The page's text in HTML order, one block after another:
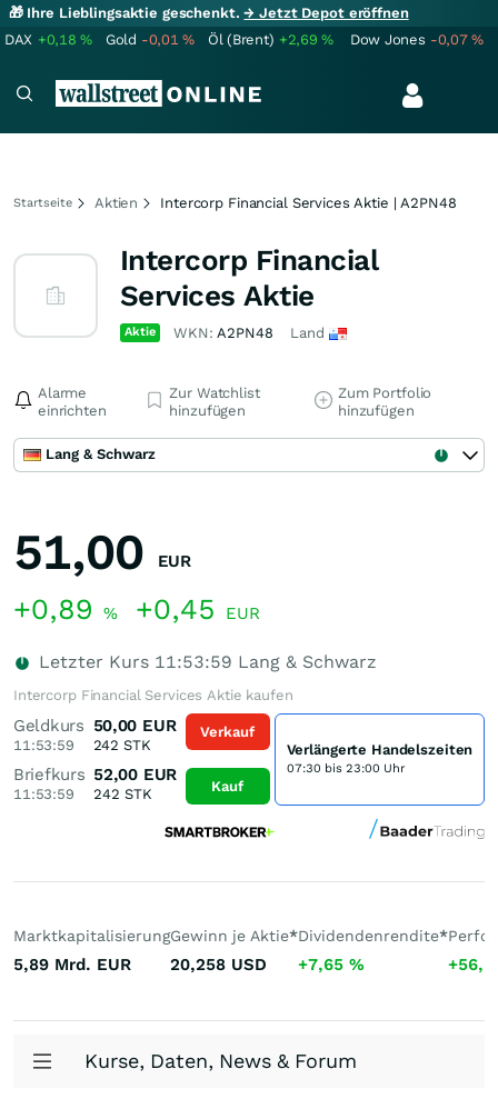
🎁 Ihre Lieblingsaktie geschenkt.→ Jetzt Depot eröffnen
DAX +0,18% Gold -0,01% Öl (Brent) +2,69% Dow Jones -0,07%
Startseite Aktien Intercorp Financial Services Aktie | A2PN48
Intercorp Financial
Services Aktie
Aktie WKN:A2PN48 Land
Alarme
einrichten
Zur Watchlist
hinzufügen
Zum Portfolio
hinzufügen
Lang & Schwarz
51,00 EUR
+0,89 % +0,45 EUR
Letzter Kurs 11:53:59 Lang & Schwarz
Intercorp Financial Services Aktie kaufen
Geldkurs
11:53:59
50,00 EUR
242 STK
Briefkurs
11:53:59
52,00 EUR
242 STK
Verkauf
Kauf
Verlängerte Handelszeiten
07:30 bis 23:00 Uhr
Marktkapitalisierung
5,89 Mrd. EUR
Gewinn je Aktie*
20,258 USD
Dividendenrendite*
+7,65 %
Kurse, Daten, News & Forum